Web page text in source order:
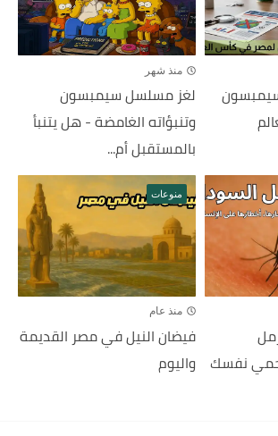
منذ شهر
لغز مسلسل سيمبسون
وتنبؤاته الغامضة - هل يتنبأ
بالمستقبل أم...
نفسك
منوعات
منذ عام
فيضان النيل في مصر القديمة
واليوم